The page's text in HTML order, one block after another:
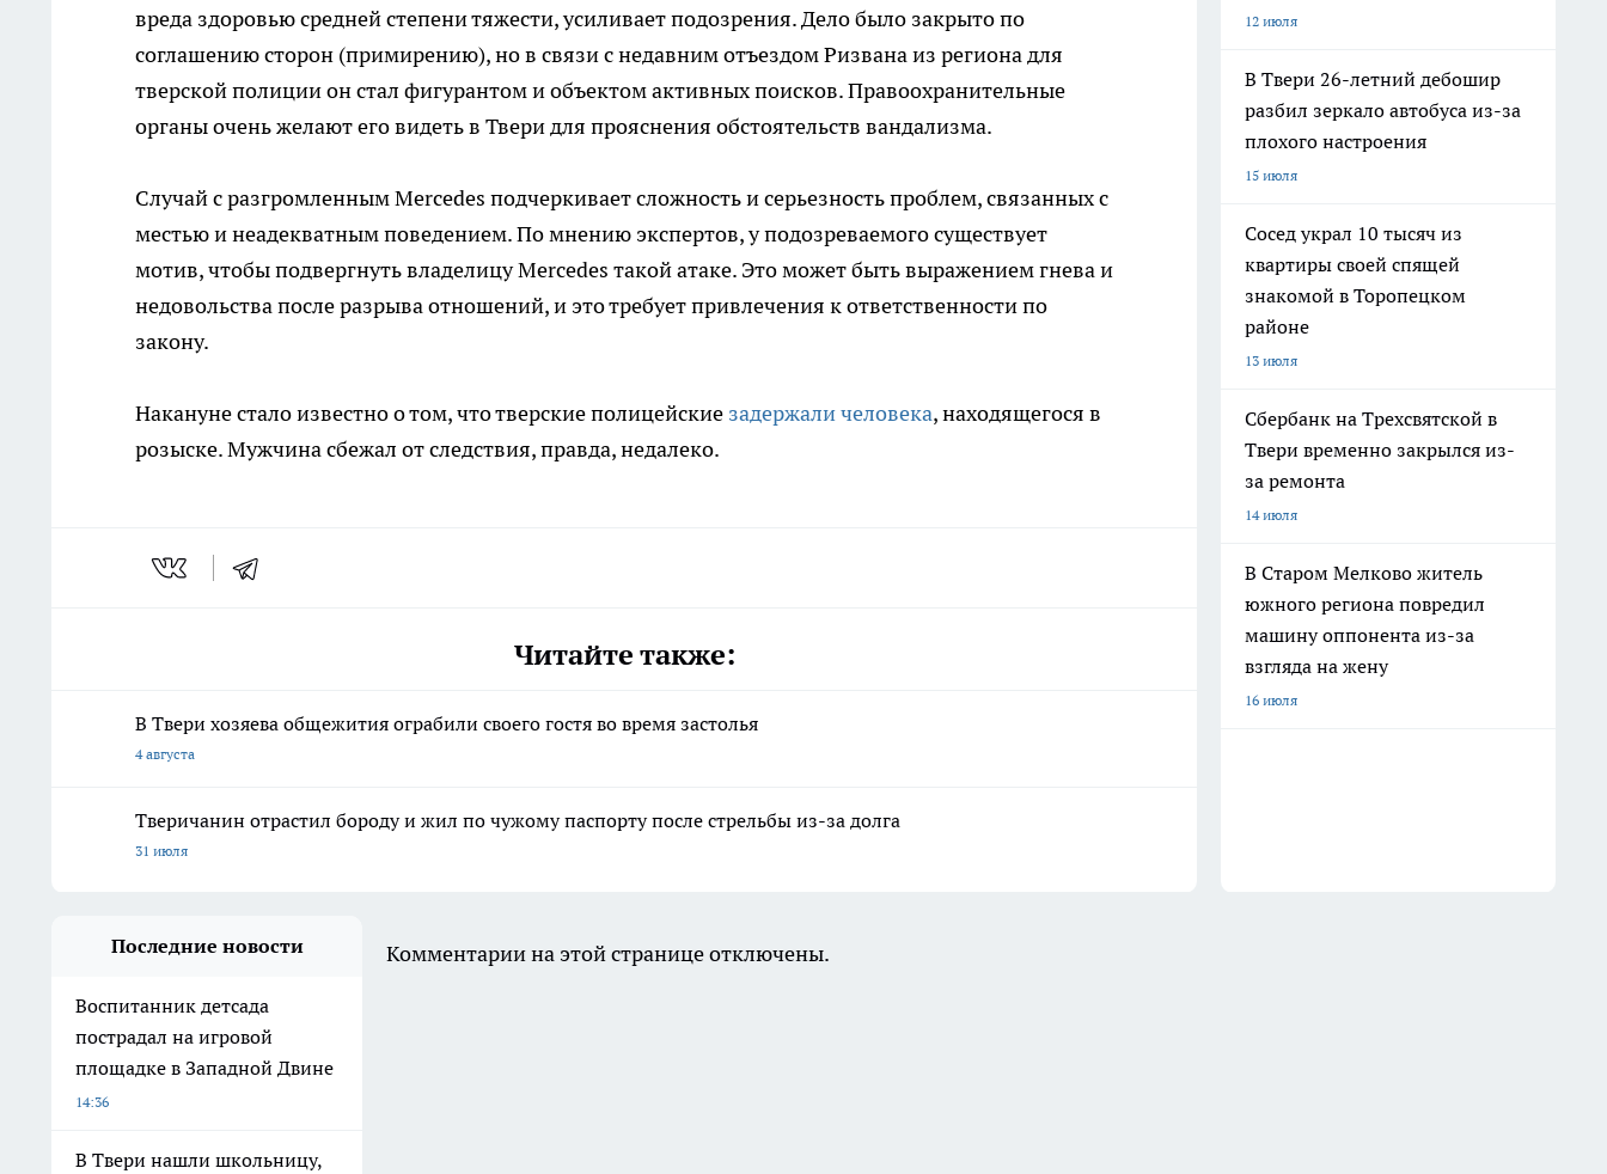
вреда здоровью средней степени тяжести, усиливает подозрения. Дело было закрыто по
соглашению сторон (примирению), но в связи с недавним отъездом Ризвана из региона для
тверской полиции он стал фигурантом и объектом активных поисков. Правоохранительные
органы очень желают его видеть в Твери для прояснения обстоятельств вандализма.
Случай с разгромленным Mercedes подчеркивает сложность и серьезность проблем, связанных с
местью и неадекватным поведением. По мнению экспертов, у подозреваемого существует
мотив, чтобы подвергнуть владелицу Mercedes такой атаке. Это может быть выражением гнева и
недовольства после разрыва отношений, и это требует привлечения к ответственности по
закону.
Накануне стало известно о том, что тверские полицейские задержали человека, находящегося в
розыске. Мужчина сбежал от следствия, правда, недалеко.
Читайте также:
В Твери хозяева общежития ограбили своего гостя во время застолья
4 августа
Тверичанин отрастил бороду и жил по чужому паспорту после стрельбы из-за долга
31 июля
12 июля
В Твери 26-летний дебошир
разбил зеркало автобуса из-за
плохого настроения
15 июля
Сосед украл 10 тысяч из
квартиры своей спящей
знакомой в Торопецком
районе
13 июля
Сбербанк на Трехсвятской в
Твери временно закрылся из-
за ремонта
14 июля
В Старом Мелково житель
южного региона повредил
машину оппонента из-за
взгляда на жену
16 июля
Последние новости
Воспитанник детсада
пострадал на игровой
площадке в Западной Двине
14:36
В Твери нашли школьницу,
Комментарии на этой странице отключены.